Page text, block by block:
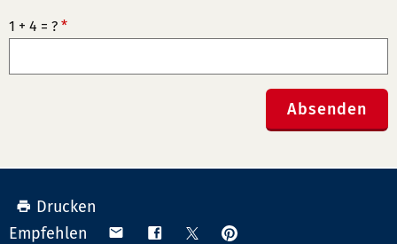
1 + 4 = ? *
Absenden
Drucken
Empfehlen
Teilen Teilen TeilenAnpinnen